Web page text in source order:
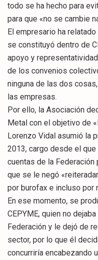
todo se ha hecho para
para que «no se cambie
El empresario ha
se constituyó dentro de
apoyo y
de los convenios
ninguna de las dos
las empresas.
Por ello, la Asociación
Metal con el objetivo de
Lorenzo Vidal asumió la
2013, cargo desde el
cuentas de la Federación
que se le negó
por burofax e incluso por
En ese momento, se
CEPYME, quien no
Federación y le dejó de
sector, por lo que él
concurriría encabezando